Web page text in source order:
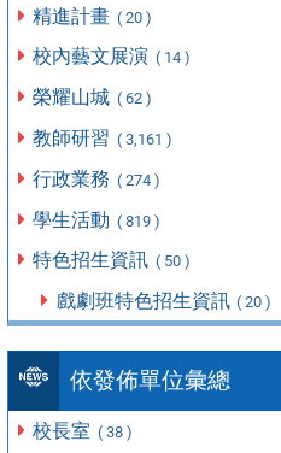
精進計畫 ( 20 )
校內藝文展演 ( 14 )
榮耀山城 ( 62 )
教師研習 ( 3,161 )
行政業務 ( 274 )
學生活動 ( 819 )
特色招生資訊 ( 50 )
戲劇班特色招生資訊 ( 20 )
依發佈單位彙總
校長室 ( 38 )